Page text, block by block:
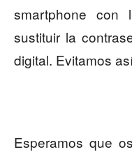
smartphone con
sustituir la
digital. Evitamos
Esperamos que